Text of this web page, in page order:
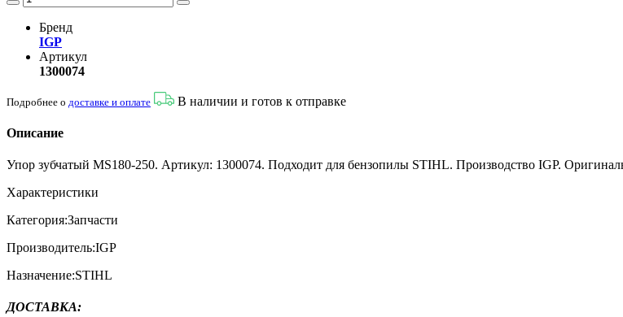
Бренд
IGP
Артикул
1300074
Подробнее о доставке и оплате В наличии и готов к отправке
Описание
Упор зубчатый MS180-250. Артикул: 1300074. Подходит для бензопилы STIHL. Производство IGP.
Характеристики
Категория:Запчасти
Производитель:IGP
Назначение:STIHL
ДОСТАВКА: